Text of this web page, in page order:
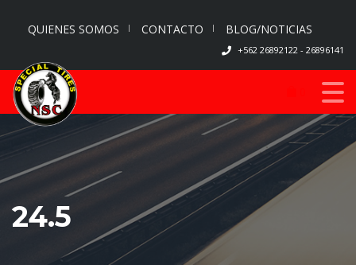
QUIENES SOMOS CONTACTO BLOG/NOTICIAS
+562 26892122 - 26896141
24.5